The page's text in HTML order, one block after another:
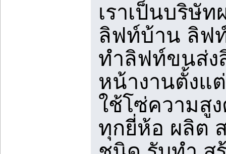
เราเป็นบริษั
ลิฟท์บ้าน ลิฟ
ทำลิฟท์ขนส่
หน้างานตั้งแ
ใช้โซ่ความสู
ทุกยี่ห้อ ผลิต